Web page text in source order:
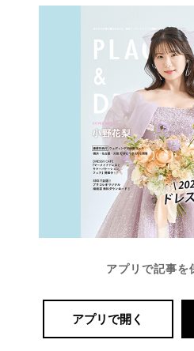
アプリで記事を
アプリで開く